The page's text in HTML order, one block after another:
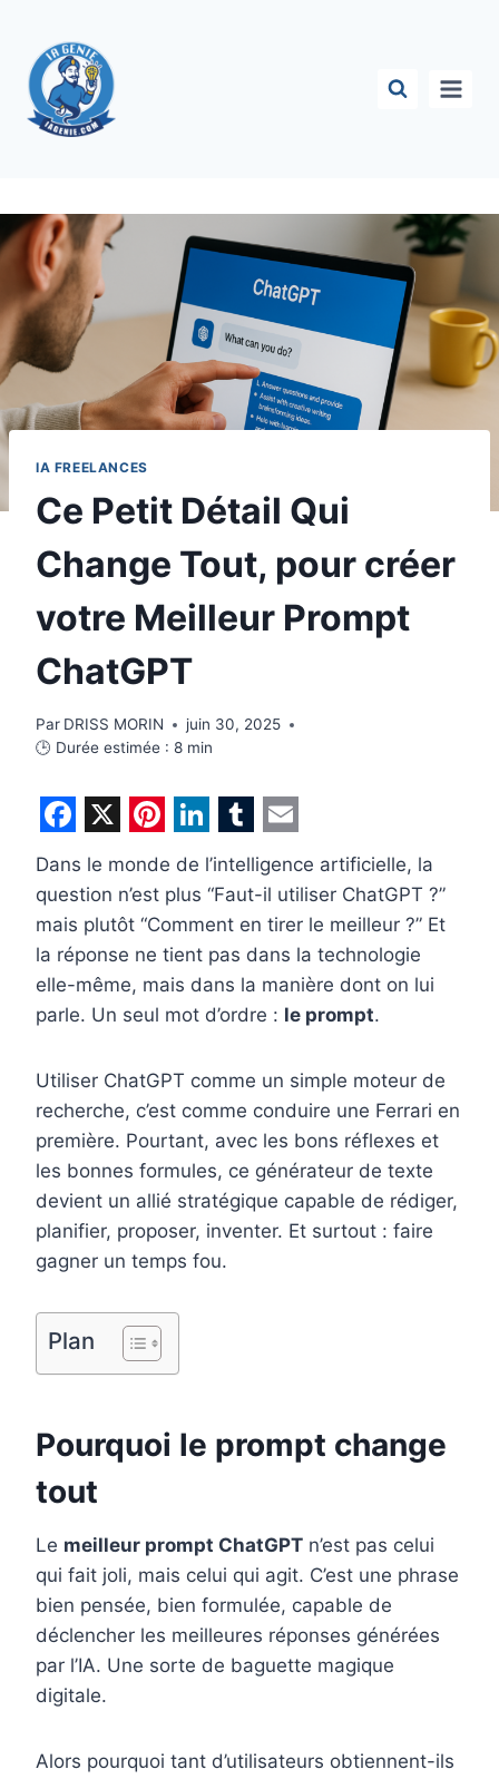
contenu
IA FREELANCES
Ce Petit Détail Qui
Change Tout, pour créer
votre Meilleur Prompt
ChatGPT
Par DRISS MORIN
juin 30, 2025
🕒 Durée estimée : 8 min
F
a
c
e
b
o
o
k
X
P
i
n
t
e
r
e
s
t
L
i
n
k
e
d
I
n
T
u
m
b
l
r
E
m
a
i
l
Dans le monde de l’intelligence artificielle, la
question n’est plus “Faut-il utiliser ChatGPT ?”
mais plutôt “Comment en tirer le meilleur ?” Et
la réponse ne tient pas dans la technologie
elle-même, mais dans la manière dont on lui
parle. Un seul mot d’ordre : le prompt.
Utiliser ChatGPT comme un simple moteur de
recherche, c’est comme conduire une Ferrari en
première. Pourtant, avec les bons réflexes et
les bonnes formules, ce générateur de texte
devient un allié stratégique capable de rédiger,
planifier, proposer, inventer. Et surtout : faire
gagner un temps fou.
Plan
Pourquoi le prompt change
tout
Le meilleur prompt ChatGPT n’est pas celui
qui fait joli, mais celui qui agit. C’est une phrase
bien pensée, bien formulée, capable de
déclencher les meilleures réponses générées
par l’IA. Une sorte de baguette magique
digitale.
Alors pourquoi tant d’utilisateurs obtiennent-ils